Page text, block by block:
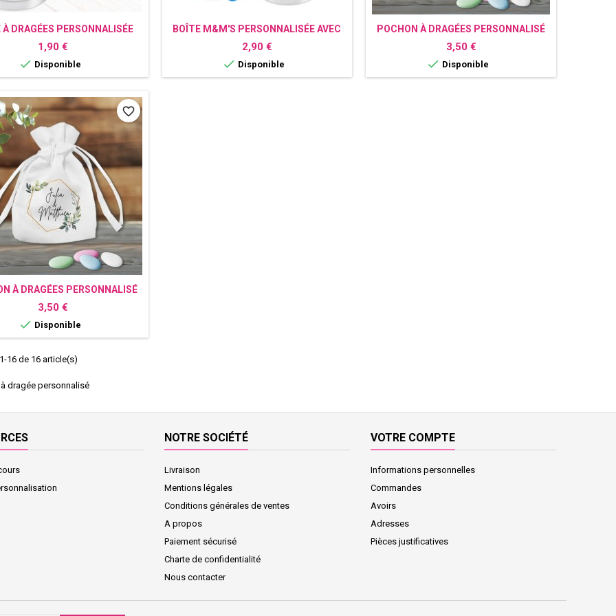
À DRAGÉES PERSONNALISÉE
STITCH
Prix
1,90 €
 Disponible
BOÎTE M&M'S PERSONNALISÉE AVEC
PHOTO
Prix
2,90 €
 Disponible
POCHON À DRAGÉES PERSONNALISÉ
AVEC PHOTO
Prix
3,50 €
 Disponible
À DRAGÉES PERSONNALISÉ
CHAMPÊTRE
Prix
3,50 €
 Disponible
favorite_border
16 de 16 article(s)
dragée personnalisé
NOTRE SOCIÉTÉ
Livraison
Mentions légales
Conditions générales de ventes
A propos
Paiement sécurisé
Charte de confidentialité
Nous contacter
VOTRE COMPTE
Informations personnelles
Commandes
Avoirs
Adresses
Pièces justificatives